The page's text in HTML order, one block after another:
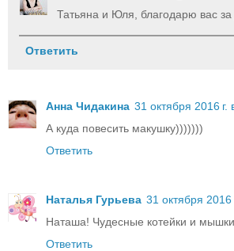
Татьяна и Юля, благодарю вас
Ответить
Анна Чидакина 31 октября 2016 г.
А куда повесить макушку)))))))
Ответить
Наталья Гурьева 31 октября 2016
Наташа! Чудесные котейки и
Ответить